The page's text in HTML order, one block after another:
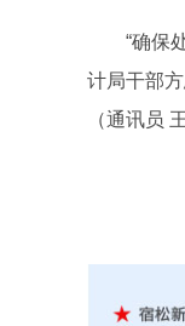
“确保处
计局干部
（通讯员